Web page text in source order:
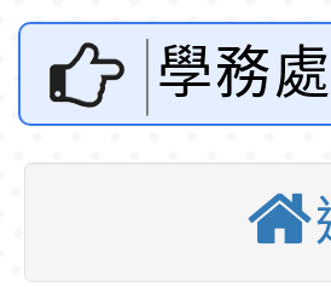
公告(尚有
梯特教代
公告(尚有
特殊教育
明手冊(修
說明影片
轉知臺中
光城市手
走」動畫影
本府115年
員健康講
心」，請
清華光罩
動時代中
轉環境部
學務
福利
型